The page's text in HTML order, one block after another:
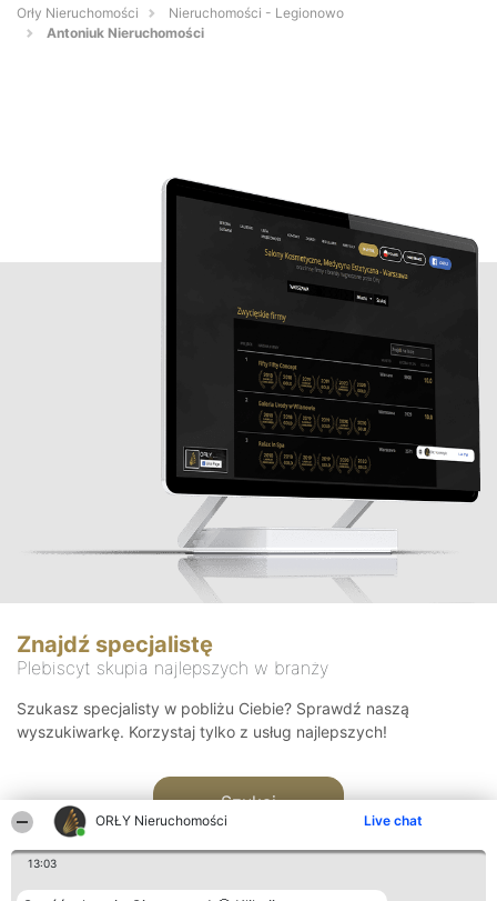
ORŁY Nieruchomości Live chat
13:03
Orły Nieruchomości
Nieruchomości - Legionowo
Antoniuk Nieruchomości
Znajdź specjalistę
Plebiscyt skupia najlepszych w branży
Szukasz specjalisty w pobliżu Ciebie? Sprawdź naszą
wyszukiwarkę. Korzystaj tylko z usług najlepszych!
Szukaj